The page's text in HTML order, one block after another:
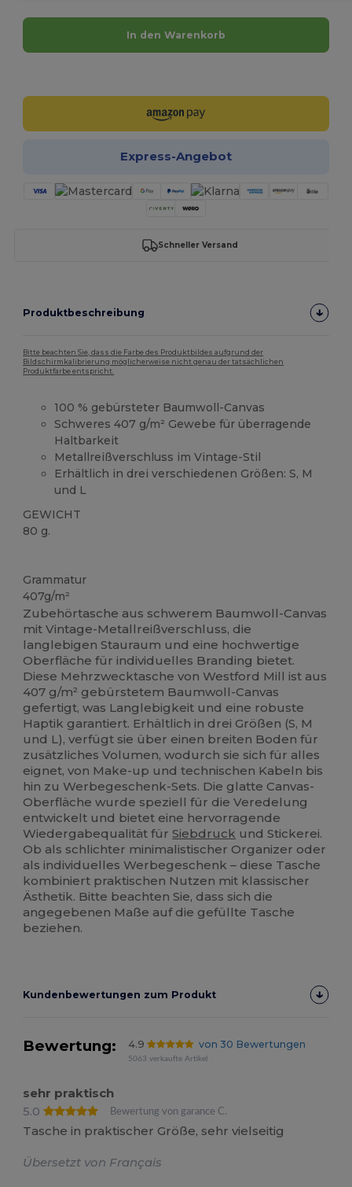
In den Warenkorb
Express-Angebot
Schneller Versand
Produktbeschreibung
Bitte beachten Sie, dass die Farbe des Produktbildes aufgrund der
Bildschirmkalibrierung möglicherweise nicht genau der tatsächlichen
Produktfarbe entspricht.
100 % gebürsteter Baumwoll-Canvas
Schweres 407 g/m² Gewebe für überragende
Haltbarkeit
Metallreißverschluss im Vintage-Stil
Erhältlich in drei verschiedenen Größen: S, M
und L
GEWICHT
80 g.
Grammatur
407g/m²
Zubehörtasche aus schwerem Baumwoll-Canvas
mit Vintage-Metallreißverschluss, die
langlebigen Stauraum und eine hochwertige
Oberfläche für individuelles Branding bietet.
Diese Mehrzwecktasche von Westford Mill ist aus
407 g/m² gebürstetem Baumwoll-Canvas
gefertigt, was Langlebigkeit und eine robuste
Haptik garantiert. Erhältlich in drei Größen (S, M
und L), verfügt sie über einen breiten Boden für
zusätzliches Volumen, wodurch sie sich für alles
eignet, von Make-up und technischen Kabeln bis
hin zu Werbegeschenk-Sets. Die glatte Canvas-
Oberfläche wurde speziell für die Veredelung
entwickelt und bietet eine hervorragende
Wiedergabequalität fürSiebdruck und Stickerei.
Ob als schlichter minimalistischer Organizer oder
als individuelles Werbegeschenk – diese Tasche
kombiniert praktischen Nutzen mit klassischer
Ästhetik. Bitte beachten Sie, dass sich die
angegebenen Maße auf die gefüllte Tasche
beziehen.
Kundenbewertungen zum Produkt
Bewertung: 4.9 von 30 Bewertungen
5063 verkaufte Artikel
sehr praktisch
5.0
Bewertung von garance C.
Tasche in praktischer Größe, sehr vielseitig
Übersetzt von Français